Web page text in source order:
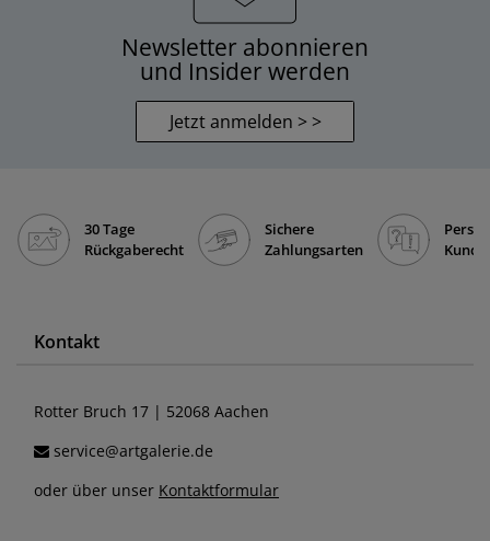
Newsletter abonnieren
und Insider werden
Jetzt anmelden > >
30 Tage
Rückgaberecht
Sichere
Zahlungsarten
Kontakt
Rotter Bruch 17 | 52068 Aachen
service@artgalerie.de
oder über unser Kontaktformular